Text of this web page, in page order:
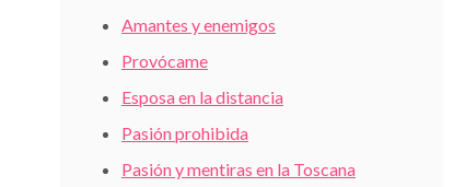
Amantes y enemigos
Provócame
Esposa en la distancia
Pasión prohibida
Pasión y mentiras en la Toscana